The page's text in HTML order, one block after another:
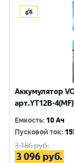
Аккумулятор
арт.YT12B-
Емкость: 10 Ач
Пусковой ток:
3 186руб.
3 096 руб.